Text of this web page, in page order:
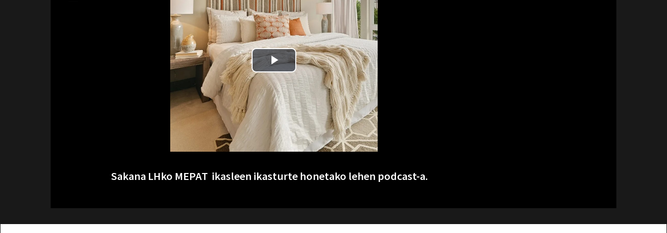
Sakana LHko MEPAT ikasleen ikasturte honetako lehen podcast-a.